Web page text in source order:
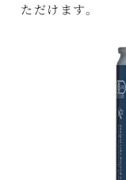
ただけます。